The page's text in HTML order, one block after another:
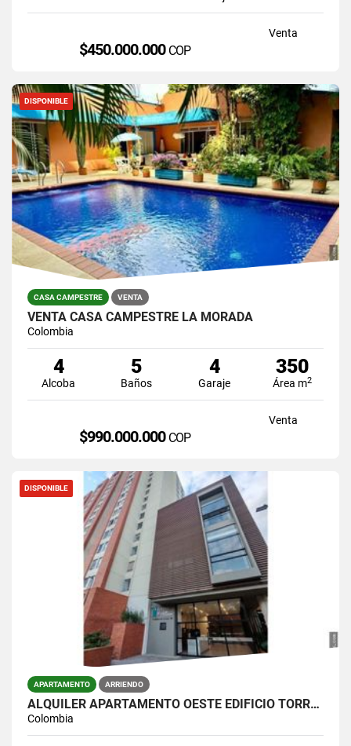
Venta
$450.000.000 COP
DISPONIBLE
CASA CAMPESTRE VENTA
VENTA CASA CAMPESTRE LA MORADA
Colombia
4
Alcoba
5
Baños
4
Garaje
350
Área m2
Venta
$990.000.000 COP
DISPONIBLE
APARTAMENTO ARRIENDO
ALQUILER APARTAMENTO OESTE EDIFICIO TORRES DE ALTAIR
Colombia